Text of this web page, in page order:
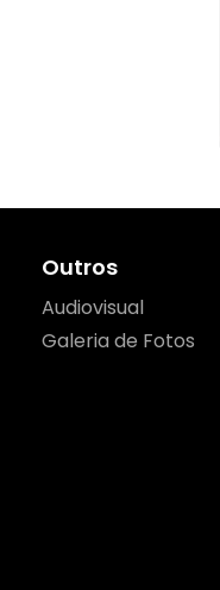
Outros
Audiovisual
Galeria de Fotos